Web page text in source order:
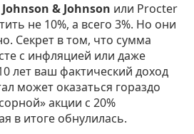
Johnson & Johnson или Procter
не 10%, а всего 3%. Но они
Секрет в том, что сумма
с инфляцией или даже
лет ваш фактический доход
может оказаться гораздо
акции с 20%
в итоге обнулилась.